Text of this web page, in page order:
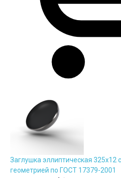
Заглушка эллиптическая 325х12
геометрией по ГОСТ 17379-2001